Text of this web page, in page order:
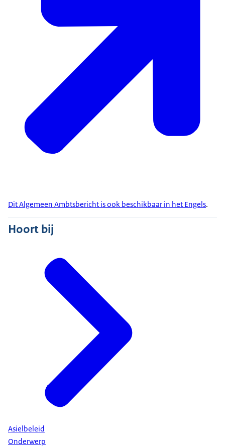
Dit Algemeen Ambtsbericht is ook beschikbaar in het Engels.
Hoort bij
Asielbeleid
Onderwerp